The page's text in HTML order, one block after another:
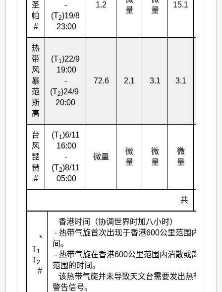
圣
帕
#
-
(T2)19/8
23:00
1.2
量
量
15.1
热
带
风
暴
范
斯
高
(T1)22/9
19:00
-
(T2)24/9
20:00
72.6 2.1 3.1 3.1
台
风
琵
琶
#
(T1)6/11
16:00
-
(T2)8/11
05:00
微量
微
量
微
量
微
量
共
*
T1
T2
#
香港时间（协调世界时加八小时）
- 热带气旋首次出现于香港600公里范围内的时
间。
- 热带气旋在香港600公里范围内消散或离开该
范围的时间。
该热带气旋并未导致天文台需要发出热带气旋
警告信号。